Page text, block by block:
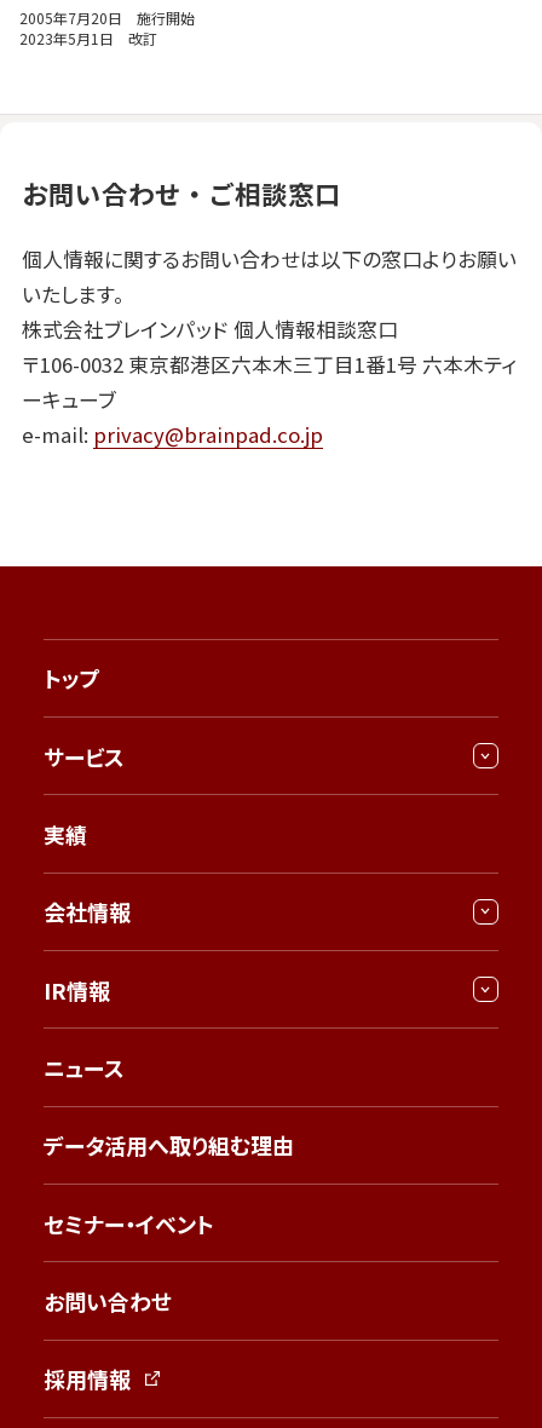
2005年7月20日 施行開始
2023年5月1日 改訂
お問い合わせ・ご相談窓口
個人情報に関するお問い合わせは以下の窓口よりお願い
いたします。
株式会社ブレインパッド 個人情報相談窓口
〒106-0032 東京都港区六本木三丁目1番1号 六本木ティ
ーキューブ
e-mail: privacy@brainpad.co.jp
トップ
サービス
実績
会社情報
IR情報
ニュース
データ活用へ取り組む理由
セミナー・イベント
お問い合わせ
採用情報